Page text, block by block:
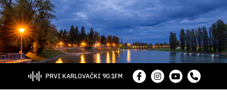
PRVI KARLOVAČKI 90.1FM